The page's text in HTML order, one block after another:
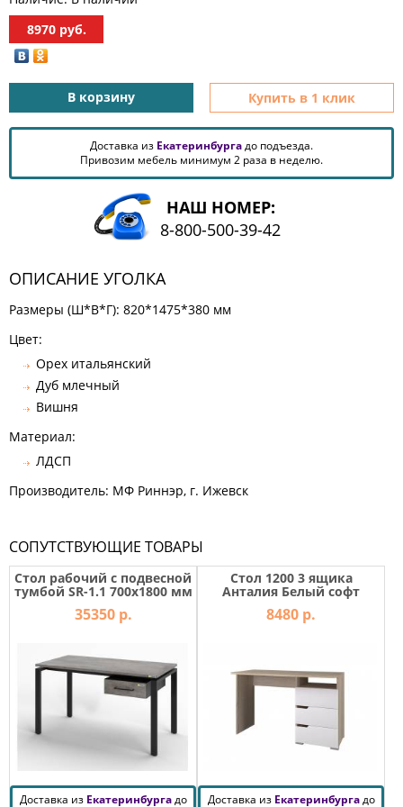
8970руб.
В корзину Купить в 1 клик
Доставка из Екатеринбургадо подъезда.
Привозим мебель минимум 2 раза в неделю.
НАШ НОМЕР:
8-800-500-39-42
ОПИСАНИЕ УГОЛКА
Размеры (Ш*В*Г): 820*1475*380 мм
Цвет:
Орех итальянский
Дуб млечный
Вишня
Материал:
ЛДСП
Производитель: МФ Риннэр, г. Ижевск
СОПУТСТВУЮЩИЕ ТОВАРЫ
Стол рабочий с подвесной
тумбой SR-1.1 700х1800 мм
35350 р.
Доставка из Екатеринбургадо
Стол 1200 3 ящика
Анталия Белый софт
8480 р.
Доставка из Екатеринбургадо
ЖУРНАЛЬНЫЕ
СТОЛЫ
ТУАЛЕТНЫЕ
СТОЛИКИ
БАНКЕТКИ
ДИВАНЧИКИ
САДОВАЯ
ЗЕРКАЛА
МЕБЕЛИ